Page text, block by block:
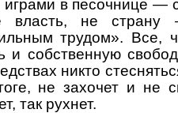
играми в песочнице —
не страну
трудом». Все,
и собственную
никто
не захочет и не
так рухнет.